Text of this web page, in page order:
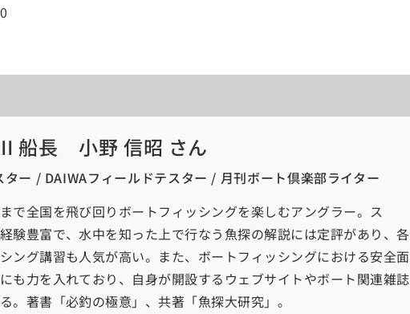
船長 小野 信昭 さん
ー / DAIWAフィールドテスター / 月刊ボート倶楽部ライター
で全国を飛び回りボートフィッシングを楽しむアングラー。ス
験豊富で、水中を知った上で行なう魚探の解説には定評があり、各
ング講習も人気が高い。また、ボートフィッシングにおける安全面
も力を入れており、自身が開設するウェブサイトやボート関連雑誌
。著書「必釣の極意」、共著「魚探大研究」。